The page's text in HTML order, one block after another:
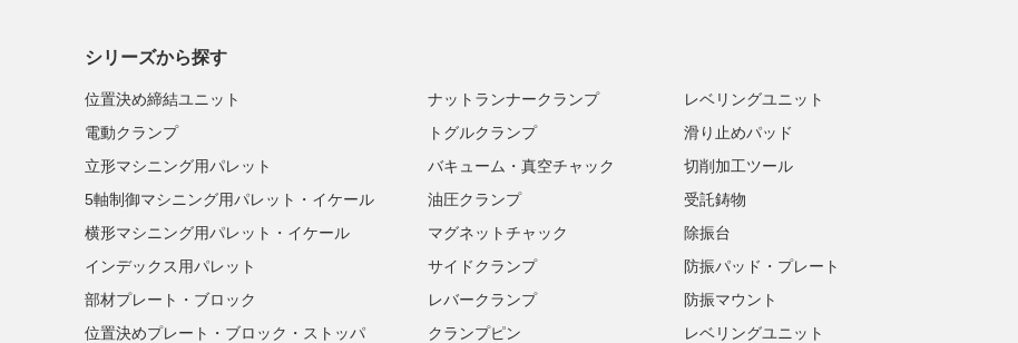
シリーズから探す
位置決め締結ユニット
電動クランプ
立形マシニング用パレット
5軸制御マシニング用パレット・イケール
横形マシニング用パレット・イケール
インデックス用パレット
部材プレート・ブロック
位置決めプレート・ブロック・ストッパ
ナットランナークランプ
トグルクランプ
バキューム・真空チャック
油圧クランプ
マグネットチャック
サイドクランプ
レバークランプ
クランプピン
レベリングユニット
滑り止めパッド
切削加工ツール
受託鋳物
除振台
防振パッド・プレート
防振マウント
レベリングユニット